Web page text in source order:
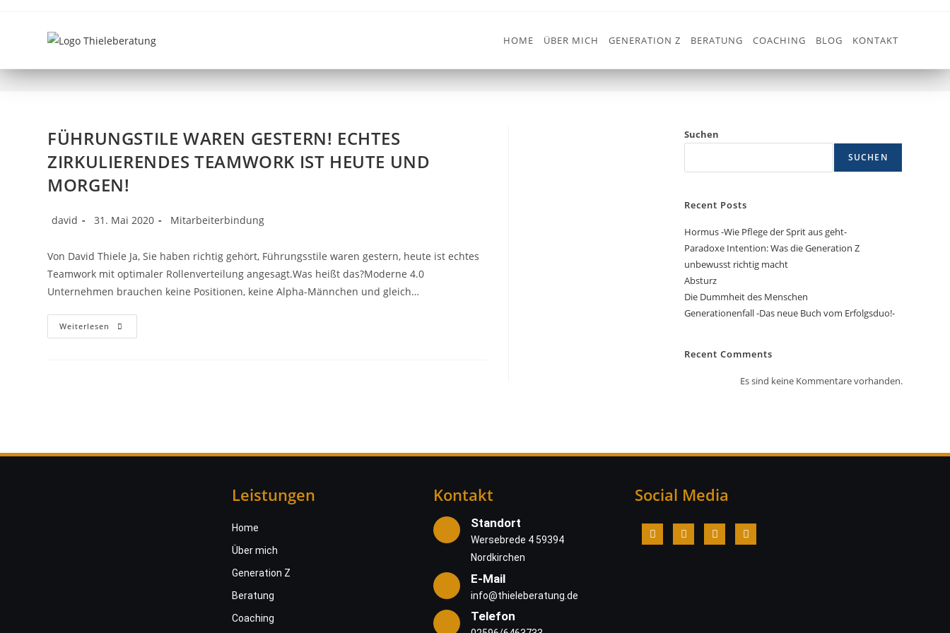
HOME ÜBER MICH GENERATION Z BERATUNG COACHING BLOG KONTAKT
SCHLAGWÖRTER4.0 SCHLAGWÖRTER4.0
FÜHRUNGSTILE WAREN GESTERN! ECHTES
ZIRKULIERENDES TEAMWORK IST HEUTE UND
MORGEN!
david 31. Mai 2020 Mitarbeiterbindung
Von David Thiele Ja, Sie haben richtig gehört, Führungsstile waren gestern, heute ist echtes
Teamwork mit optimaler Rollenverteilung angesagt.Was heißt das?Moderne 4.0
Unternehmen brauchen keine Positionen, keine Alpha-Männchen und gleich…
Weiterlesen
Suchen
SUCHEN
Recent Posts
Hormus -Wie Pflege der Sprit aus geht-
Paradoxe Intention: Was die Generation Z
unbewusst richtig macht
Absturz
Die Dummheit des Menschen
Generationenfall -Das neue Buch vom Erfolgsduo!-
Recent Comments
Es sind keine Kommentare vorhanden.
Leistungen
Home
Über mich
Generation Z
Beratung
Coaching
Kontakt
Standort
Wersebrede 4 59394
Nordkirchen
E-Mail
info@thieleberatung.de
Telefon
Social Media